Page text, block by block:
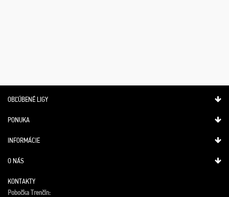
OBĽÚBENÉ LIGY
PONUKA
INFORMÁCIE
O NÁS
KONTAKTY
Pobočka Trenčín: